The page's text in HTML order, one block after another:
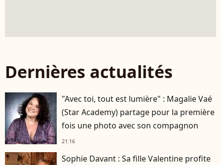
Dernières actualités
"Avec toi, tout est lumière" : Magalie Vaé
(Star Academy) partage pour la première
fois une photo avec son compagnon
21:16
Sophie Davant : Sa fille Valentine profite